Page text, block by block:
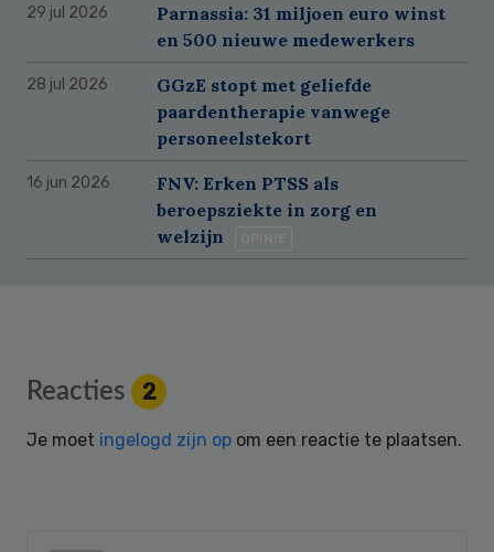
29 jul 2026
Parnassia: 31 miljoen euro winst
en 500 nieuwe medewerkers
28 jul 2026
GGzE stopt met geliefde
paardentherapie vanwege
personeelstekort
16 jun 2026
FNV: Erken PTSS als
beroepsziekte in zorg en
welzijn
Reader
Interactions
Reacties 2
Je moet ingelogd zijn op om een reactie te plaatsen.